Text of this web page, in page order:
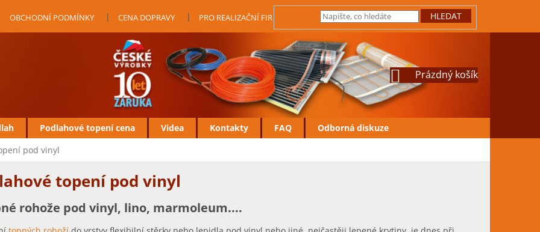
OBCHODNÍ PODMÍNKY CENA DOPRAVY PRO REALIZAČNÍ FIRMY JAK REKLAMOVAT VRÁCENÍ ZBOŽÍ
HLEDAT
NÁKUPNÍ
KOŠÍK
Prázdný košík
Podlahové topení cena Videa Kontakty FAQ
Odborná diskuze
pod vinyl
topení pod vinyl
rohože pod vinyl, lino, marmoleum....